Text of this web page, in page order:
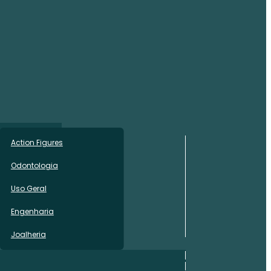
Action Figures
Odontologia
Uso Geral
Engenharia
Joalheria